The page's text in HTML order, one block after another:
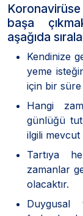
başa
aşağıda
Kendinize
yeme
için bir
Hangi
günlüğü
ilgili
Tartıya
zamanlar
olacaktır.
Duygusal